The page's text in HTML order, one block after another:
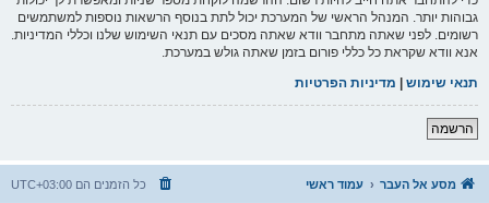
גבוהות יותר. המנהל הראשי של המערכת יכול לתת בנוסף הרשאות נוספות למשתמשים
רשומים. לפני שאתה מתחבר וודא שאתה מסכים עם תנאי השימוש שלנו וכללי המדיניות.
אנא וודא שקראת כל כללי פורום בזמן שאתה גולש במערכת.
תנאי שימוש | מדיניות הפרטיות
הרשמה
מסע אל העבר עמוד ראשי כל הזמנים הם UTC+03:00